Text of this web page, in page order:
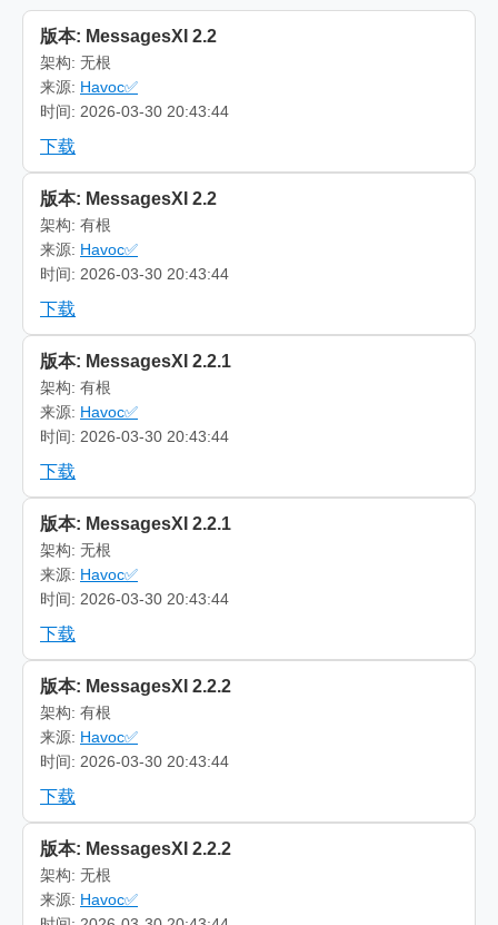
版本: MessagesXI 2.2
架构: 无根
来源: Havoc✅
时间: 2026-03-30 20:43:44
下载
版本: MessagesXI 2.2
架构: 有根
来源: Havoc✅
时间: 2026-03-30 20:43:44
下载
版本: MessagesXI 2.2.1
架构: 有根
来源: Havoc✅
时间: 2026-03-30 20:43:44
下载
版本: MessagesXI 2.2.1
架构: 无根
来源: Havoc✅
时间: 2026-03-30 20:43:44
下载
版本: MessagesXI 2.2.2
架构: 有根
来源: Havoc✅
时间: 2026-03-30 20:43:44
下载
版本: MessagesXI 2.2.2
架构: 无根
来源: Havoc✅